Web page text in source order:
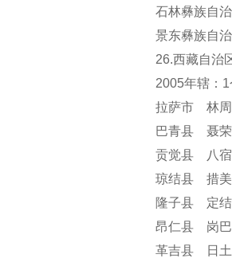
石林彝族自
景东彝族自
26.西藏自治
2005年辖：
拉萨市 林
巴青县 聂
贡觉县 八
琼结县 措
隆子县 定
昂仁县 岗
革吉县 日